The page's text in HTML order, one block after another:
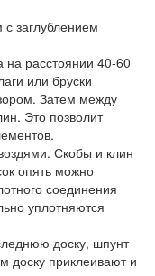
с заглублением
на расстоянии 40-60
или бруски
Затем между
Это позволит
Скобы и клин
опять можно
соединения
уплотняются
доску, шпунт
доску приклеивают и